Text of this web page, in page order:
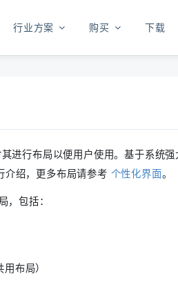
行业方案 购买 下载
进行布局以便用户使用。基于系统
介绍，更多布局请参考 个性化界面。
，包括：
布局）